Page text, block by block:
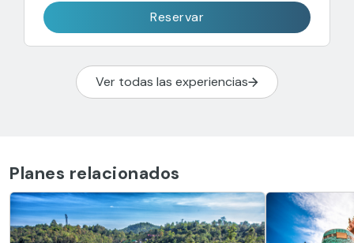
Reservar
Ver todas las experiencias
Planes relacionados